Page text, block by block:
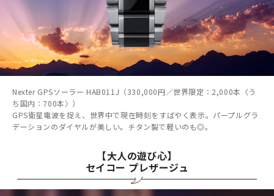
Nexter GPSソーラー HAB011J（330,000円／世界限定：2,000本〈う
ち国内：700本〉）
GPS衛星電波を捉え、世界中で現在時刻をすばやく表示。パープルグラ
デーションのダイヤルが美しい。チタン製で軽いのも◎。
【大人の遊び心】
セイコー プレザージュ